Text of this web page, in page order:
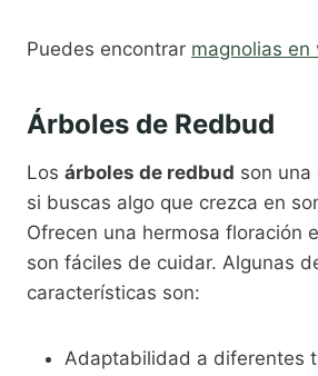
Puedes encontrar magnolias en
Árboles de Redbud
Los árboles de redbud son una
si buscas algo que crezca en
Ofrecen una hermosa floración
son fáciles de cuidar. Algunas
características son:
Adaptabilidad a diferentes